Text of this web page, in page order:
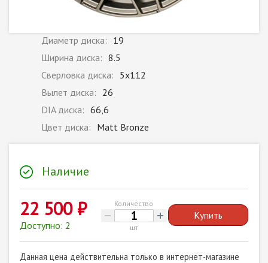
Диаметр диска: 19
Ширина диска: 8.5
Сверловка диска: 5x112
Вылет диска: 26
DIA диска: 66,6
Цвет диска: Matt Bronze
Наличие
22 500 ₽
Доступно: 2
Количество
шт
Купить
Данная цена действительна только в интернет-магазине